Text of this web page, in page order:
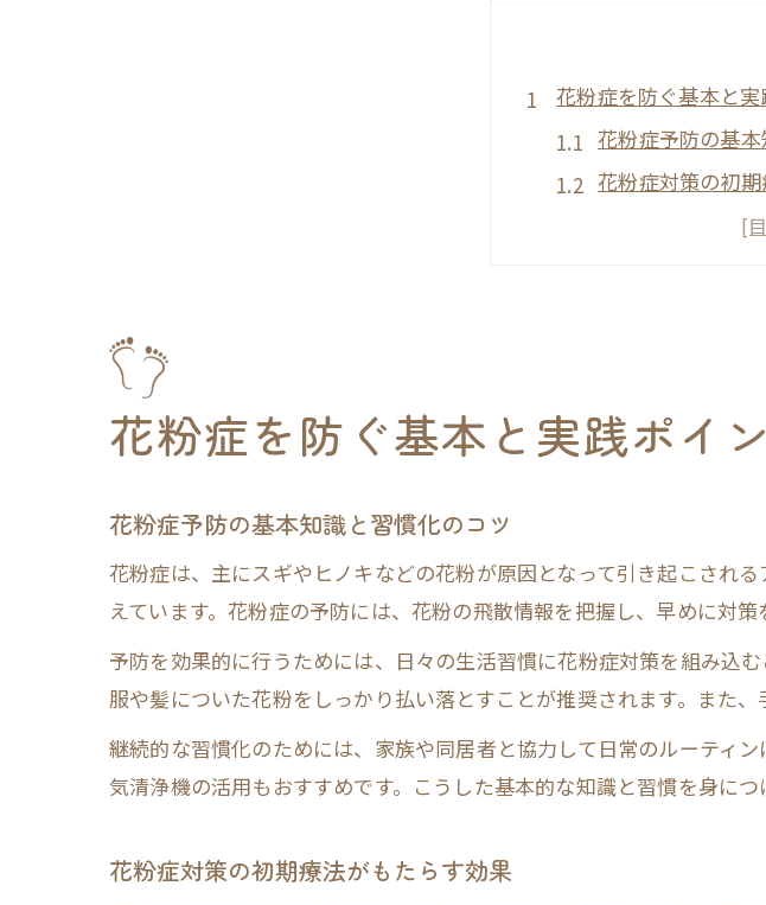
花粉症を防ぐ基本と実
花粉症予防の基
花粉症対策の初
花粉症になりに
花粉症対策は室内
花粉症対策に有
予防薬の始め時はい
花粉症予防薬は
花粉症対策薬の
花粉症の症状を
花粉症予防薬と
花粉症を防ぐ基本と実践ポイ
花粉症予防の基本知識と習慣化のコツ
花粉症は、主にスギやヒノキなどの花粉が原因となって引き起こされ
えています。花粉症の予防には、花粉の飛散情報を把握し、早めに対策
予防を効果的に行うためには、日々の生活習慣に花粉症対策を組み込
服や髪についた花粉をしっかり払い落とすことが推奨されます。また
継続的な習慣化のためには、家族や同居者と協力して日常のルーティ
気清浄機の活用もおすすめです。こうした基本的な知識と習慣を身に
花粉症対策の初期療法がもたらす効果